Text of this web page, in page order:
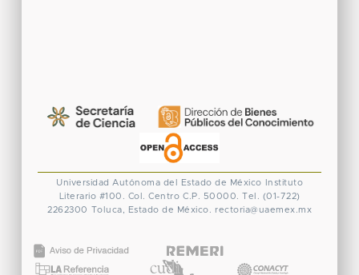
Universidad Autónoma del Estado de México
Instituto
Literario #100. Col. Centro C.P. 50000. Tel. (01-722)
2262300 Toluca, Estado de México. rectoria@uaemex.mx